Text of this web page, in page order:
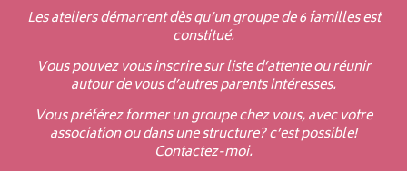
Les ateliers démarrent dès qu’un groupe de 6 familles est
constitué.
Vous pouvez vous inscrire sur liste d’attente ou réunir
autour de vous d’autres parents intéresses.
Vous préférez former un groupe chez vous, avec votre
association ou dans une structure? c’est possible!
Contactez-moi.